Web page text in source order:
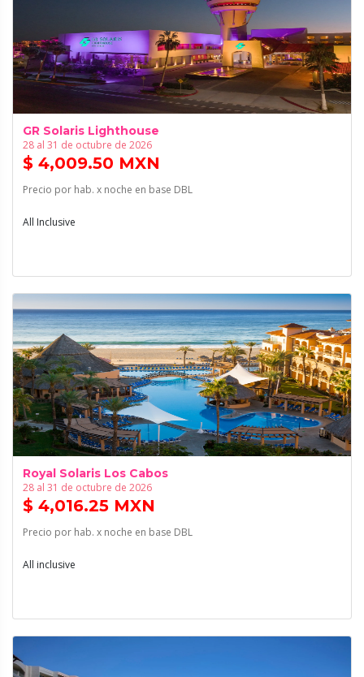
GR Solaris Lighthouse
28 al 31 de octubre de 2026
$ 4,009.50 MXN
Precio por hab. x noche en base DBL
All Inclusive
Royal Solaris Los Cabos
28 al 31 de octubre de 2026
$ 4,016.25 MXN
Precio por hab. x noche en base DBL
All inclusive